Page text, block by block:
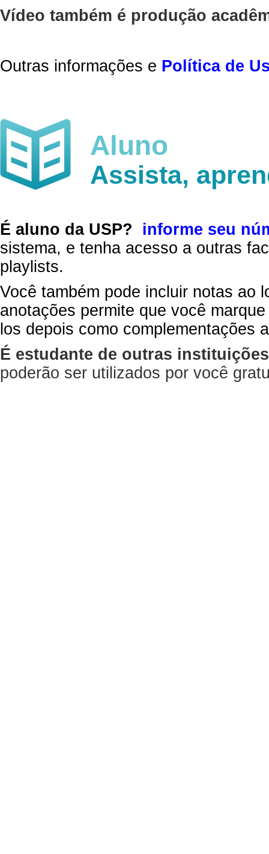
Vídeo também é produção
Outras informações e Política de
Aluno
Assista,
É aluno da USP?
informe seu
sistema, e tenha acesso a outras
playlists.
Você também pode incluir notas ao
anotações permite que você
los depois como complementações
É estudante de outras
poderão ser utilizados por você